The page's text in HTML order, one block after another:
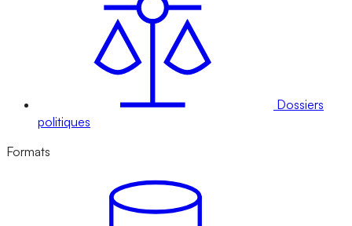
Dossiers
politiques
Formats